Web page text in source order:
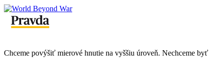
Chceme povýšiť mierové hnutie na vyššiu úroveň. Nechceme byť